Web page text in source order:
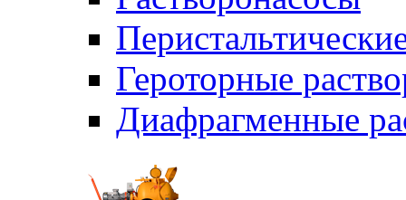
Героторные
Диафрагменные